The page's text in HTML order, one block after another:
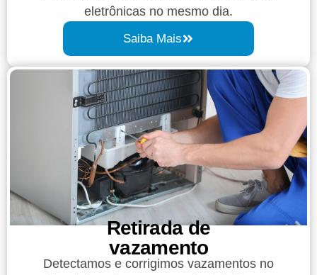
eletrônicas no mesmo dia.
Saiba Mais
Retirada de
vazamento​​
Detectamos e corrigimos vazamentos no